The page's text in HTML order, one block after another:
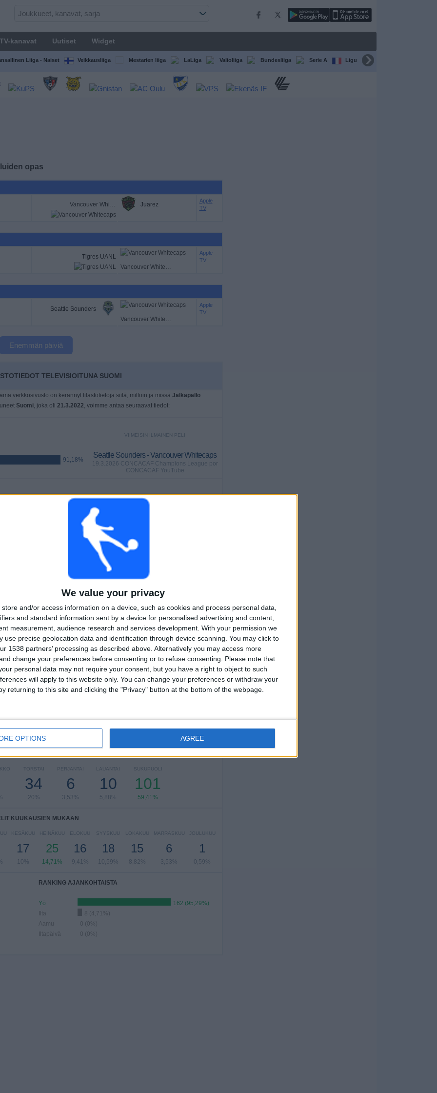
We value your privacy
store and/or access information on a device, such as cookies and process personal data,
and standard information sent by a device for personalised advertising and content,
measurement, audience research and services development. With your permission we
use precise geolocation data and identification through device scanning. You may click to
1538 partners’ processing as described above. Alternatively you may access more
change your preferences before consenting or to refuse consenting.
Please note that
personal data may not require your consent, but you have a right to object to such
will apply to this website only. You can change your preferences or withdraw your
returning to this site and clicking the "Privacy" button at the bottom of the webpage.
OPTIONS AGREE
TV-kanavat Uutiset Widget
Liiga - Naiset Veikkausliiga Mestarien liiga LaLiga Valioliiga Bundesliiga Serie A Ligue 1
opas
Vancouver Whitecaps Juarez
Apple
TV
Tigres UANL
Vancouver Whitecaps
Apple
TV
Seattle Sounders
Vancouver Whitecaps
Apple
TV
Enemmän päiviä
TELEVISIOITUNA SUOMI
verkkosivusto on kerännyt tilastotietoja siitä, milloin ja missä Jalkapallo
Suomi, joka oli 21.3.2022, voimme antaa seuraavat tiedot:
91,18%
VIIMEISIN ILMAINEN PELI
Seattle Sounders - Vancouver Whitecaps
19.3.2026 CONCACAF Champions League por
CONCACAF YouTube
PÄIVÄT
14
PERÄKKÄISET
MAKSUPELIT
36
VASTUSTAJAT
MAKSIMI
14
VS Los Angeles
FC
YHTEENSÄ
3
RANKING KILPAILUJEN MUKAAN
MLS
148 (87,06%)
CONCACAF Champions League
15 (8,82%)
Leagues Cup
7 (4,12%)
TORSTAI
34
20%
PERJANTAI
6
3,53%
LAUANTAI
10
5,88%
SUKUPUOLI
101
59,41%
KUUKAUSIEN MUKAAN
KESÄKUU
17
10%
HEINÄKUU
25
14,71%
ELOKUU
16
9,41%
SYYSKUU
18
10,59%
LOKAKUU
15
8,82%
MARRASKUU
6
3,53%
JOULUKUU
1
0,59%
RANKING AJANKOHTAISTA
Yö
162 (95,29%)
Ilta
8 (4,71%)
Aamu
0 (0%)
Iltapäivä
0 (0%)